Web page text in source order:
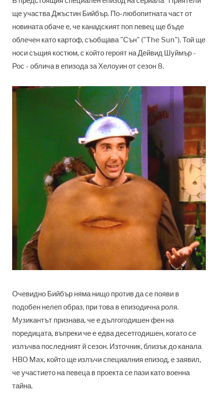
ще участва Джъстин Бийбър. По-любопитната част от
новината обаче е, че канадският поп певец ще бъде
облечен като картоф, съобщава "Сън" ("The Sun"). Той ще
носи същия костюм, с който героят на Дейвид Шуймър -
Рос - облича в епизода за Хелоуин от сезон 8.
Очевидно Бийбър няма нищо против да се появи в
подобен нелеп образ, при това в епизодична роля.
Музикантът признава, че е дългогодишен фен на
поредицата, въпреки че е едва десетгодишен, когато се
излъчва последният й сезон. Източник, близък до канала
HBO Max, който ще излъчи специалния епизод, е заявил,
че участието на певеца в проекта се пази като военна
тайна.